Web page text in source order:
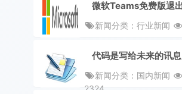
新闻分类：行业新闻
代码是写给未来的讯息
新闻分类：国内新闻
2324